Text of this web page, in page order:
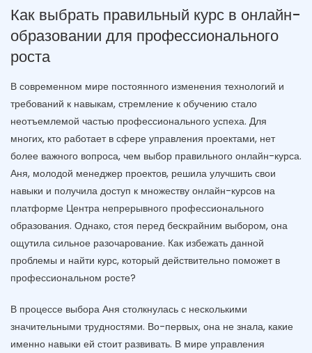
Как выбрать правильный курс в онлайн-
образовании для профессионального
роста
В современном мире постоянного изменения технологий и
требований к навыкам, стремление к обучению стало
неотъемлемой частью профессионального успеха. Для
многих, кто работает в сфере управления проектами, нет
более важного вопроса, чем выбор правильного онлайн-курса.
Аня, молодой менеджер проектов, решила улучшить свои
навыки и получила доступ к множеству онлайн-курсов на
платформе Центра непрерывного профессионального
образования. Однако, стоя перед бескрайним выбором, она
ощутила сильное разочарование. Как избежать данной
проблемы и найти курс, который действительно поможет в
профессиональном росте?
В процессе выбора Аня столкнулась с несколькими
значительными трудностями. Во-первых, она не знала, какие
именно навыки ей стоит развивать. В мире управления